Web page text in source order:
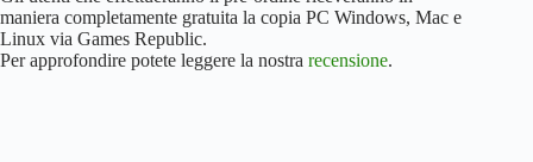
maniera completamente gratuita la copia PC Windows, Mac e
Linux via Games Republic.
Per approfondire potete leggere la nostra recensione.